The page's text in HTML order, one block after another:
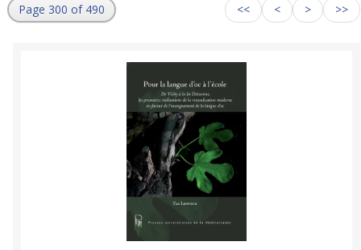
Page 300 of 490 << < > >>